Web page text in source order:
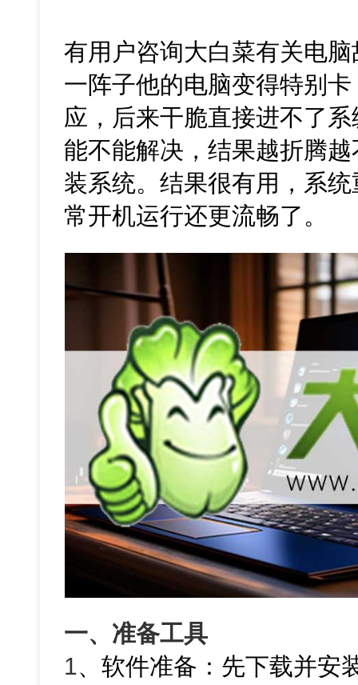
有用户咨询大白菜有关电
一阵子他的电脑变得特别
应，后来干脆直接进不了
能不能解决，结果越折腾
装系统。结果很有用，系
常开机运行还更流畅了。
一、准备工具
1、软件准备：先下载并安